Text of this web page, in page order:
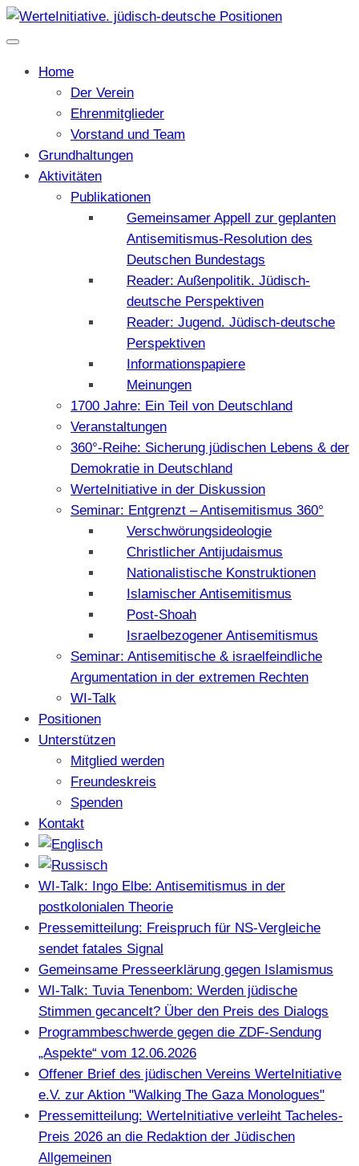
Home
Der Verein
Ehrenmitglieder
Vorstand und Team
Grundhaltungen
Aktivitäten
Publikationen
Gemeinsamer Appell zur geplanten
Antisemitismus-Resolution des
Deutschen Bundestags
Reader: Außenpolitik. Jüdisch-
deutsche Perspektiven
Reader: Jugend. Jüdisch-deutsche
Perspektiven
Informationspapiere
Meinungen
1700 Jahre: Ein Teil von Deutschland
Veranstaltungen
360°-Reihe: Sicherung jüdischen Lebens & der
Demokratie in Deutschland
WerteInitiative in der Diskussion
Seminar: Entgrenzt – Antisemitismus 360°
Verschwörungsideologie
Christlicher Antijudaismus
Nationalistische Konstruktionen
Islamischer Antisemitismus
Post-Shoah
Israelbezogener Antisemitismus
Seminar: Antisemitische & israelfeindliche
Argumentation in der extremen Rechten
WI-Talk
Positionen
Unterstützen
Mitglied werden
Freundeskreis
Spenden
Kontakt
WI-Talk: Ingo Elbe: Antisemitismus in der
postkolonialen Theorie
Pressemitteilung: Freispruch für NS-Vergleiche
sendet fatales Signal
Gemeinsame Presseerklärung gegen Islamismus
WI-Talk: Tuvia Tenenbom: Werden jüdische
Stimmen gecancelt? Über den Preis des Dialogs
Programmbeschwerde gegen die ZDF-Sendung
„Aspekte“ vom 12.06.2026
Offener Brief des jüdischen Vereins WerteInitiative
e.V. zur Aktion "Walking The Gaza Monologues"
Pressemitteilung: WerteInitiative verleiht Tacheles-
Preis 2026 an die Redaktion der Jüdischen
Allgemeinen